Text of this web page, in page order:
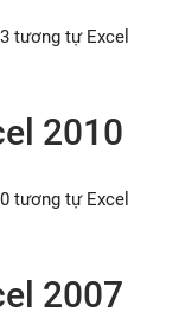
tương tự Excel
2010
tương tự Excel
2007